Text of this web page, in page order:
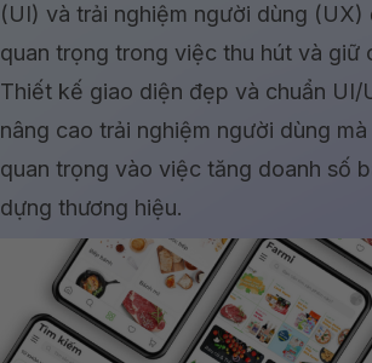
(UI) và trải nghiệm người dùng (UX)
quan trọng trong việc thu hút và giữ
Thiết kế giao diện đẹp và chuẩn UI/
nâng cao trải nghiệm người dùng
quan trọng vào việc tăng doanh số
dựng thương hiệu.